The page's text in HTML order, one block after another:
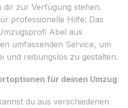
dir zur Verfügung stehen.
professionelle Hilfe: Das
Abel aus
umfassenden Service, um
und reibungslos zu gestalten.
für deinen Umzug
du aus verschiedenen